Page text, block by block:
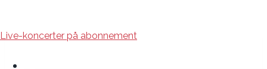
to
Live-koncerter på abonnement